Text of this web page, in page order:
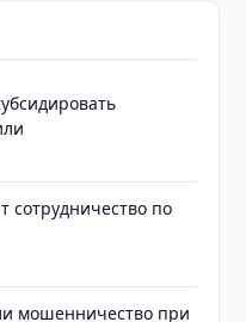
сотрудничество по
мошенничество при